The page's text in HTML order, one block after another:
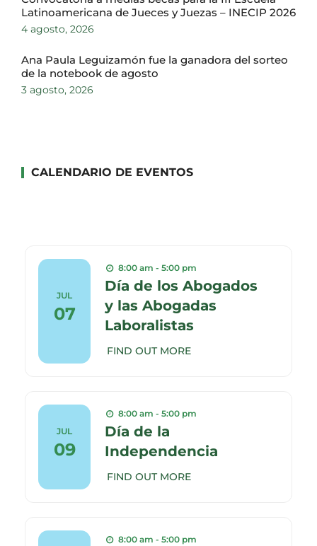
Latinoamericana de Jueces y Juezas – INECIP 2026
4 agosto, 2026
Ana Paula Leguizamón fue la ganadora del sorteo
de la notebook de agosto
3 agosto, 2026
CALENDARIO DE EVENTOS
JUL
07
8:00 am - 5:00 pm
Día de los Abogados
y las Abogadas
Laboralistas
FIND OUT MORE
JUL
09
8:00 am - 5:00 pm
Día de la
Independencia
FIND OUT MORE
8:00 am - 5:00 pm